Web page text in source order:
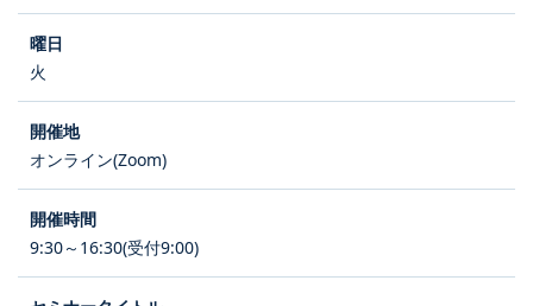
火
オンライン(Zoom)
9:30～16:30(受付9:00)